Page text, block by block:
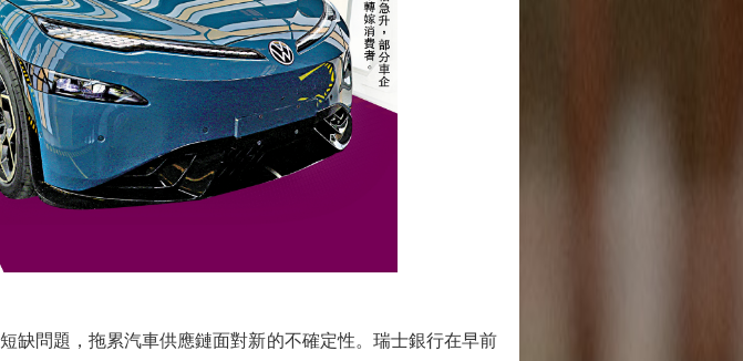
問題，拖累汽車供應鏈面對新的不確定性。瑞士銀行在早前